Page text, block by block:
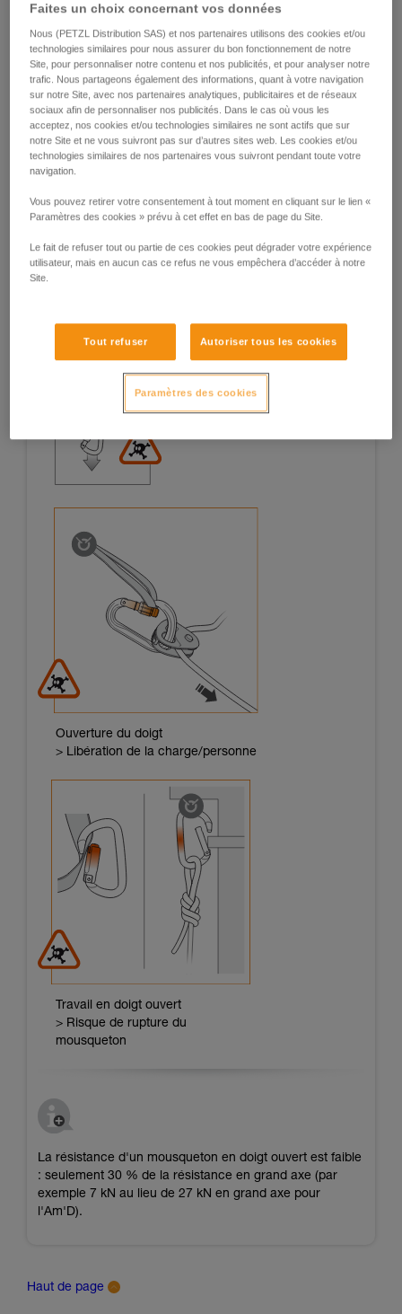
Exemples Exemples
terrain
1. Ouverture du doigt, travail en doigt
Ouverture du doigt
> Libération de la charge/personne
Travail en doigt ouvert
> Risque de rupture du
mousqueton
La résistance d'un mousqueton en doigt ouvert est faible
: seulement 30 % de la résistance en grand axe (par
exemple 7 kN au lieu de 27 kN en grand axe pour
l'Am'D).
Haut de page
Faites un choix concernant vos données
Nous (PETZL Distribution SAS) et nos partenaires utilisons des cookies et/ou
technologies similaires pour nous assurer du bon fonctionnement de notre
Site, pour personnaliser notre contenu et nos publicités, et pour analyser notre
trafic. Nous partageons également des informations, quant à votre navigation
sur notre Site, avec nos partenaires analytiques, publicitaires et de réseaux
sociaux afin de personnaliser nos publicités. Dans le cas où vous les
acceptez, nos cookies et/ou technologies similaires ne sont actifs que sur
notre Site et ne vous suivront pas sur d’autres sites web. Les cookies et/ou
technologies similaires de nos partenaires vous suivront pendant toute votre
navigation.
Vous pouvez retirer votre consentement à tout moment en cliquant sur le lien «
Paramètres des cookies » prévu à cet effet en bas de page du Site.
Le fait de refuser tout ou partie de ces cookies peut dégrader votre expérience
utilisateur, mais en aucun cas ce refus ne vous empêchera d’accéder à notre
Site.
Tout refuser Autoriser tous les cookies
Paramètres des cookies